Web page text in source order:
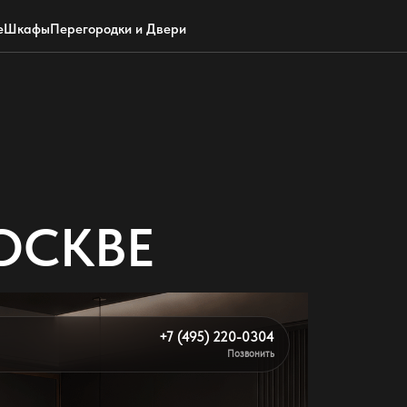
ШкафыПерегородки и Двери
WhatsApp Max Почта
+7 (495) 220-0304
Позвонить